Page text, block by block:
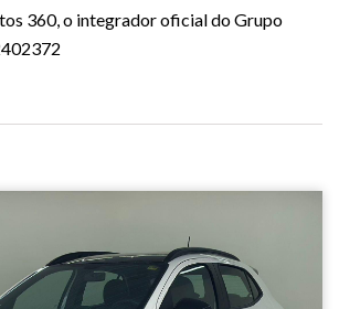
360, o integrador oficial do Grupo